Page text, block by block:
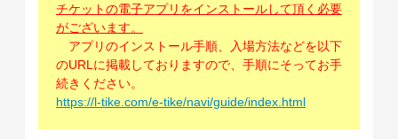
チケットの電子アプリをインストールして頂く必要
がございます。
アプリのインストール手順、入場方法などを以下
のURLに掲載しておりますので、手順にそってお手
続きください。
https://l-tike.com/e-tike/navi/guide/index.html